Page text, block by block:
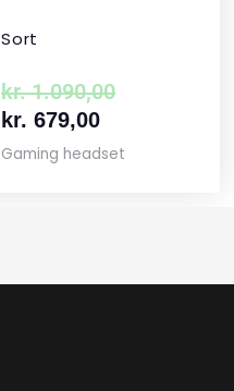
Sort
kr.1.090,00
kr. 679,00
Gaming headset